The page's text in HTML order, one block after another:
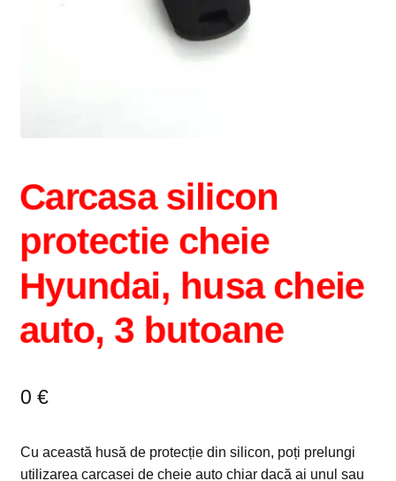
Intrebari si raspunsuri
Privacy Policy
Carcasa silicon
protectie cheie
Hyundai, husa cheie
auto, 3 butoane
0 €
Cu această husă de protecție din silicon, poți prelungi
utilizarea carcasei de cheie auto chiar dacă ai unul sau